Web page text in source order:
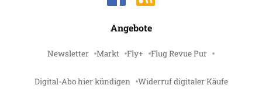
Angebote
Newsletter Markt Fly+ Flug Revue Pur
Digital-Abo hier kündigen Widerruf digitaler Käufe